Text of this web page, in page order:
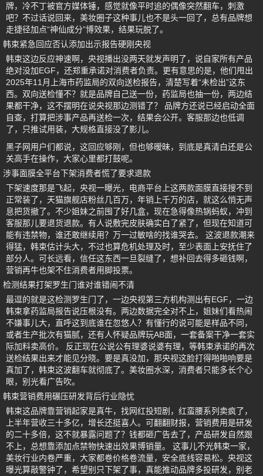
牌，冷不丁被官方媒体锤，感觉就像平时追的偶像突然翻车，刺激
吧？不过话说回来，美妆圈子这种事儿也不是头一回了，总有品牌想
走捷径加点“神仙成分”博效果，结果玩脱了。
韩束紧急回应否认添加出示报告硬刚央视
韩束这边反应神速啊，央视播出没两天就发声明了，说自家所有产品
绝对没加EGF，还郑重承诺对消费者负责。更有意思的是，他们甩出
2025年11月上海市药监局的双向送检报告，清楚写着“未检出”这东
西。双向送检懂不？就是品牌自己送一份，药监局也抽一份，两边结
果都干净，这不摆明在说央视那边测错了？ 品牌方还说已经启动全面
自查，打算把涉事产品再送检一次，结果会公开。客服那边也低调
了，只推试用装，大规格直接没了影儿。
黑子网用户们都说，这回应够刚，但也够暧昧，到底是真清白还是公
关高手在操作，大家心里都打鼓呢。
涉事面膜全平台下架消费者慌了要求退款
下架速度那是飞起，央视一曝光，电商平台上这两款面膜直接搜不到
正常装了，天猫旗舰店粉丝几百万，年销上千万的店，就这么悄无声
息把货撤了。不少姐妹之前囤了好几盒，现在急得像热锅蚂蚁，冲到
客服那儿要退货退款。有人说敷完皮肤确实白了紧了，但现在知道可
能有违禁物，谁还敢继续用？万一过敏啥的找谁哭去。 这波退款潮来
得猛，韩束估计头大，不过也算危机处理及时，至少表面上安抚住了
部分人。可长远看，信任这东西一旦裂缝了，想补回去得多砸钱啊，
营销再牛也架不住消费者用脚投票。
检测结果打架罗生门谁对谁错闹不清
最逗的就是这检测罗生门了，一边央视第三方机构测出有EGF，一边
韩束拿药监局报告说压根没有。两边数据完全对不上，姐妹们看热闹
不嫌事儿大，直呼这到底谁在忽悠人？有懂行的说可能是样品不同，
或者生产批次有猫腻，还有人怀疑品牌玩AB面，一套备案干净一套实
际加料卖高价。 反正现在公说公有理婆说婆有理，等韩束承诺的再次
送检结果出来才能见分晓。要是真没加，那央视这脸打得啪啪响要是
真加了，韩束这波翻车就彻底了。美妆圈水深，消费者只能多长个心
眼，别光看广告吹。
韩束营销费用碾压研发背后行业隐忧
韩束这品牌靠营销起家是真牛，找网红投短剧，红蛮腰系列卖疯了，
上半年营收三十多亿，增长还挺喜人。可翻翻财报，营销费用是研发
的二十多倍，这不就暴露问题了？钱都砸广告去了，产品研发自然跟
不上，总想靠添加点禁物快速出效果博销量。 这事儿不光韩束一家，
美妆行业内卷严重，大家都卷价格卷流量，安全底线容易松。央视这
曝光算敲警钟了，希望别只下架了事，真能推动品牌多投研发，别老